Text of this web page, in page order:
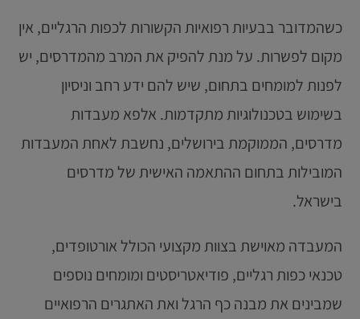
כשהמדובר בבעיות רפואיות הקשורות לכפות הרגליים, אין
מקום לפשרות. על מנת להפיק את המרב מהמדרסים, יש
לפנות למומחים בתחום, שיש להם ידע רחב וניסיון
בשימוש בטכנולוגיות מתקדמות. אלפא מעבדות
מדרסים, הממוקמת בירושלים, נחשבת לאחת המעבדות
המובילות בתחום ההתאמה האישית של מדרסים
בישראל.
המעבדה מאוישת בצוות מקצועי הכולל אורטופדים,
טכנאי כפות רגליים, פודיאטריסטים ומומחים נוספים
שמבינים את מבנה כף הרגל ואת האתגרים הרפואיים